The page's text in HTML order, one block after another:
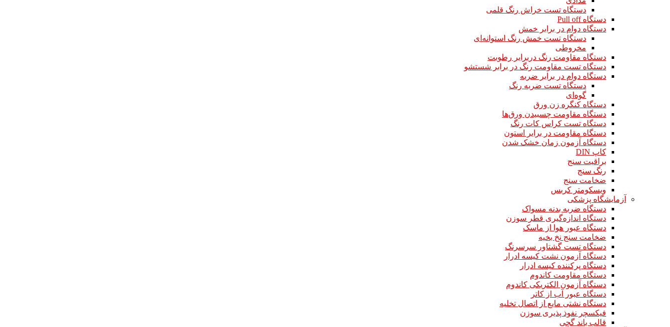
دستگاه تست خراش رنگ قلمی
دستگاه Pull off
دستگاه دوام در برابر خمش
دستگاه تست خمش رنگ استوانه‌ای
مخروطی
دستگاه مقاومت رنگ دربرابر رطوبت
دستگاه تست مقاومت رنگ در برابر شستشو
دستگاه دوام در برابر ضربه
دستگاه تست ضربه رنگ
گوه‌ای
دستگاه کنگره زن ورق
دستگاه مقاومت چسبیدن ورق‌ها
دستگاه تست کراس کات رنگ
دستگاه مقاومت در برابر استون
دستگاه آزمون زمان خشک شدن
کاپ DIN
براقیت سنج
رنگ سنج
ضخامت سنج
ویسکومتر کربس
آزمایشگاه پزشکی
دستگاه ضربه بدنه مسواک
دستگاه اندازه‌گیری قطر سوزن
دستگاه عبور هوا از ماسک
ضخامت سنج نخ بخیه
دستگاه تست گشتاور سرسرنگ
دستگاه آزمون نشت کیسه ادرار
دستگاه پرکننده کیسه ادرار
دستگاه مقاومت کاندوم
دستگاه آزمون الکتریکی کاندوم
دستگاه عبور آب از کاتر
دستگاه نشتی مایع از اتصال تخلیه
فیکسچر نفوذ پذیری سوزن
قالب باند گچی